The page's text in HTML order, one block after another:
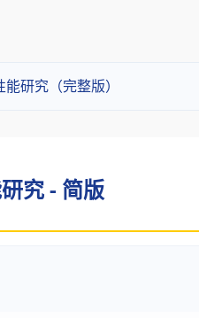
研究（完整版）
究 - 简版